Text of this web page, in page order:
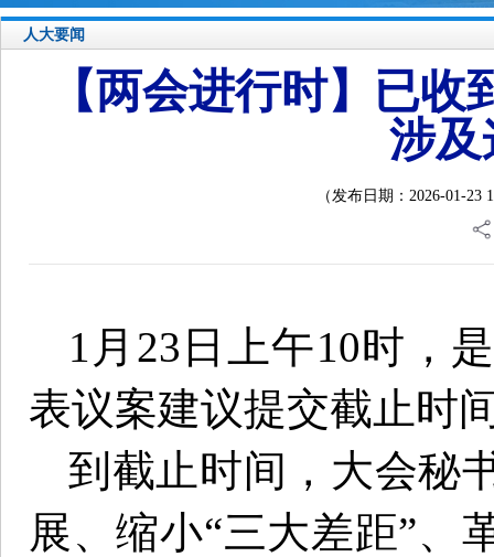
人大要闻
【两会进行时】已
涉
（发布日期：2026-01-
1月23日上午10时，
表议案建议提交截止时
到截止时间，大会秘
展、缩小“三大差距”、